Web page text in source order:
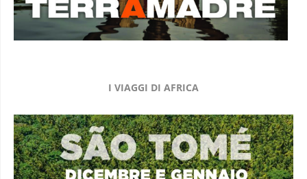
I VIAGGI DI AFRICA